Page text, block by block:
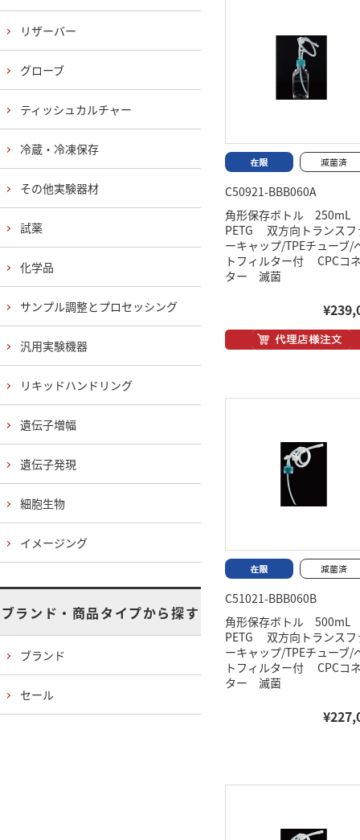
C50921-BBB060A
角形保存ボトル
PETG 双方向トランスフ
ーキャップ/TPEチューブ/
トフィルター付 CPCコ
ター 滅菌
C51021-BBB060B
角形保存ボトル
PETG 双方向トランスフ
ーキャップ/TPEチューブ/
トフィルター付 CPCコ
ター 滅菌
リザーバー
グローブ
ティッシュカルチャー
冷蔵・冷凍保存
その他実験器材
試薬
化学品
サンプル調整とプロセッシング
汎用実験機器
リキッドハンドリング
遺伝子増幅
遺伝子発現
細胞生物
イメージング
ブランド・商品タイプから探す
ブランド
セール